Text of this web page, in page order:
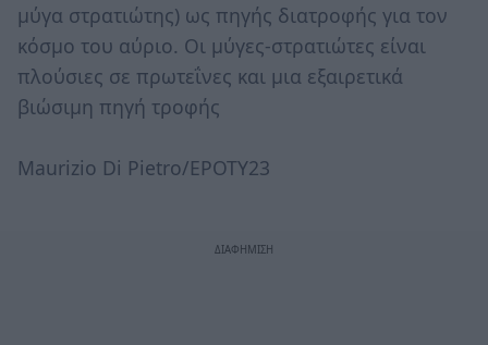
μύγα στρατιώτης) ως πηγής διατροφής για τον
κόσμο του αύριο. Οι μύγες-στρατιώτες είναι
πλούσιες σε πρωτεΐνες και μια εξαιρετικά
βιώσιμη πηγή τροφής
Maurizio Di Pietro/EPOTY23